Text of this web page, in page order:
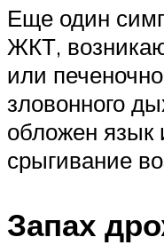
Еще один
ЖКТ,
или
зловонного
обложен язык
срыгивание
Запах